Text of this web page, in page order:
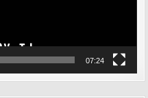
07:24